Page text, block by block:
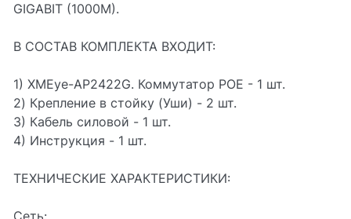
GIGABIT (1000M).
В СОСТАВ КОМПЛЕКТА ВХОДИТ:
1) XMEye-AP2422G. Коммутатор POE - 1 шт.
2) Крепление в стойку (Уши) - 2 шт.
3) Кабель силовой - 1 шт.
4) Инструкция - 1 шт.
ТЕХНИЧЕСКИЕ ХАРАКТЕРИСТИКИ:
Сеть: